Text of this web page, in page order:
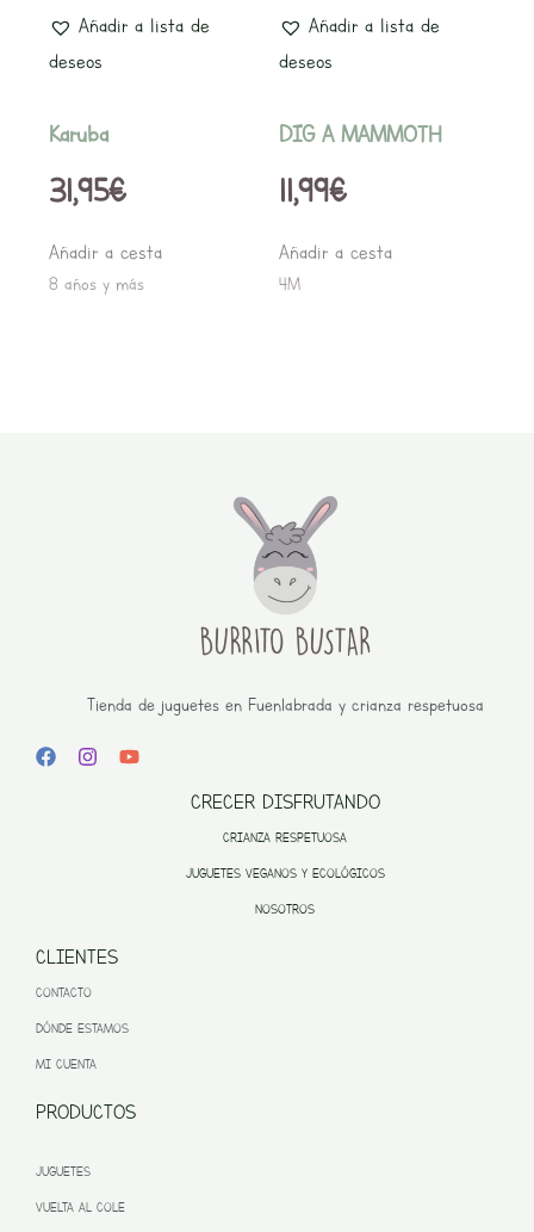
Añadir a lista de
deseos
Karuba
31,95€
Añadir a cesta
8 años y más
Añadir a lista de
deseos
DIG A MAMMOTH
11,99€
Añadir a cesta
4M
Tienda de juguetes en Fuenlabrada y crianza respetuosa
CRECER DISFRUTANDO
CRIANZA RESPETUOSA
JUGUETES VEGANOS Y ECOLÓGICOS
NOSOTROS
CLIENTES
CONTACTO
DÓNDE ESTAMOS
MI CUENTA
PRODUCTOS
JUGUETES
VUELTA AL COLE